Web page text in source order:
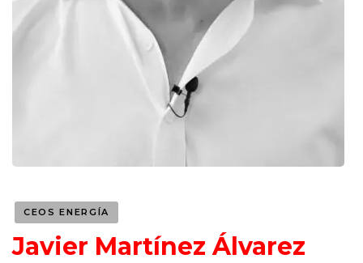
CEOS ENERGÍA
Javier Martínez Álvarez